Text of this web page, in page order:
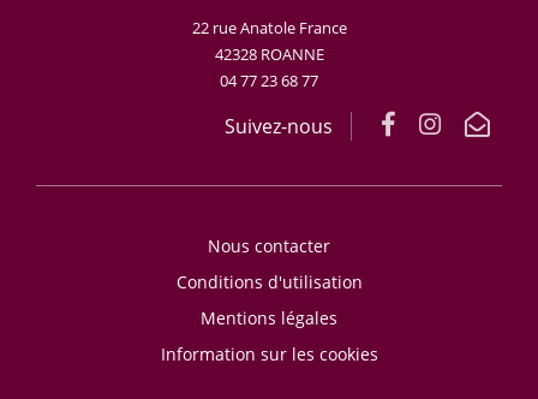
22 rue Anatole France
42328 ROANNE
04 77 23 68 77
Suivez-nous
Nous contacter
Conditions d'utilisation
Mentions légales
Information sur les cookies